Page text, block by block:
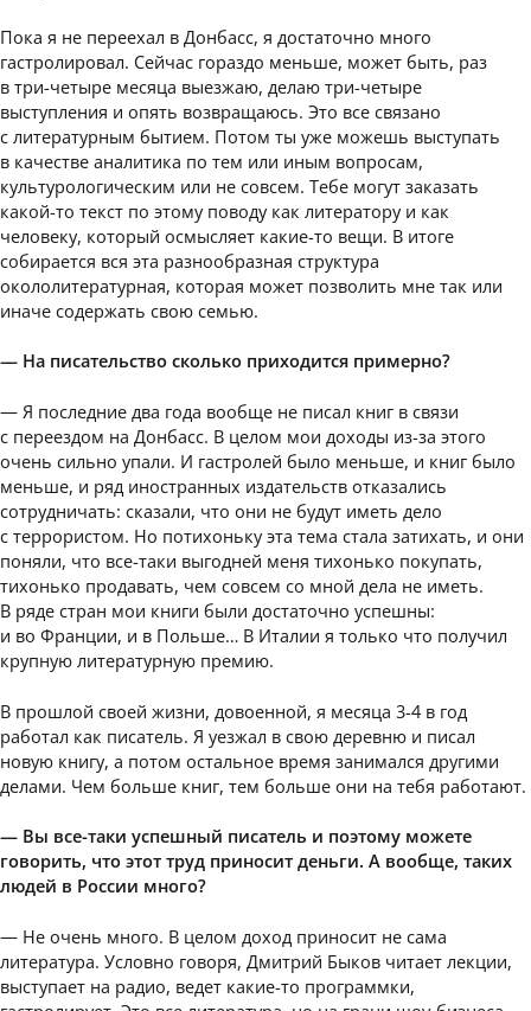
Пока я не переехал в Донбасс, я достаточно много
гастролировал. Сейчас гораздо меньше, может быть, раз
в три-четыре месяца выезжаю, делаю три-четыре
выступления и опять возвращаюсь. Это все связано
с литературным бытием. Потом ты уже можешь выступать
в качестве аналитика по тем или иным вопросам,
культурологическим или не совсем. Тебе могут заказать
какой-то текст по этому поводу как литератору и как
человеку, который осмысляет какие-то вещи. В итоге
собирается вся эта разнообразная структура
окололитературная, которая может позволить мне так или
иначе содержать свою семью.
— На писательство сколько приходится примерно?
— Я последние два года вообще не писал книг в связи
с переездом на Донбасс. В целом мои доходы из-за этого
очень сильно упали. И гастролей было меньше, и книг было
меньше, и ряд иностранных издательств отказались
сотрудничать: сказали, что они не будут иметь дело
с террористом. Но потихоньку эта тема стала затихать, и они
поняли, что все-таки выгодней меня тихонько покупать,
тихонько продавать, чем совсем со мной дела не иметь.
В ряде стран мои книги были достаточно успешны:
и во Франции, и в Польше… В Италии я только что получил
крупную литературную премию.
В прошлой своей жизни, довоенной, я месяца 3-4 в год
работал как писатель. Я уезжал в свою деревню и писал
новую книгу, а потом остальное время занимался другими
делами. Чем больше книг, тем больше они на тебя работают.
— Вы все-таки успешный писатель и поэтому можете
говорить, что этот труд приносит деньги. А вообще, таких
людей в России много?
— Не очень много. В целом доход приносит не сама
литература. Условно говоря, Дмитрий Быков читает лекции,
выступает на радио, ведет какие-то программки,